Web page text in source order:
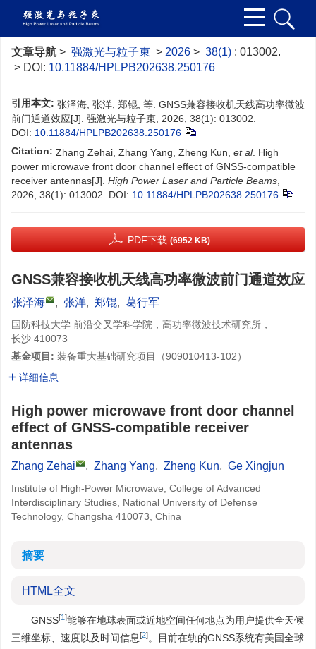
文章导航 > 强激光与粒子束 > 2026 > 38(1) : 013002.
> DOI: 10.11884/HPLPB202638.250176
引用本文: 张泽海, 张洋, 郑锟, 等. GNSS兼容接收机天线高功率微波
前门通道效应[J]. 强激光与粒子束, 2026, 38(1): 013002.
DOI: 10.11884/HPLPB202638.250176
Citation: Zhang Zehai, Zhang Yang, Zheng Kun, et al. High
power microwave front door channel effect of GNSS-compatible
receiver antennas[J]. High Power Laser and Particle Beams
2026, 38(1): 013002. DOI: 10.11884/HPLPB202638.250176
PDF下载 (6952 KB)
GNSS兼容接收机天线高功率微波前门通道效应
张泽海 , 张洋, 郑锟, 葛行军
国防科技大学 前沿交叉学科学院，高功率微波技术研究所，
长沙 410073
基金项目: 装备重大基础研究项目（909010413-102）
详细信息
High power microwave front door channel
effect of GNSS-compatible receiver
antennas
Zhang Zehai , Zhang Yang, Zheng Kun, Ge Xingjun
Institute of High-Power Microwave, College of Advanced
Interdisciplinary Studies, National University of Defense
Technology, Changsha 410073, China
摘要
HTML全文
GNSS[1]能够在地球表面或近地空间任何地点为用户提供全天候
三维坐标、速度以及时间信息[2]。目前在轨的GNSS系统有美国全球